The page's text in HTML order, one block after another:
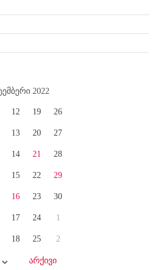
2022
12
13
14
15
16
17
18
19
20
21
22
23
24
25
26
27
28
29
30
1
2